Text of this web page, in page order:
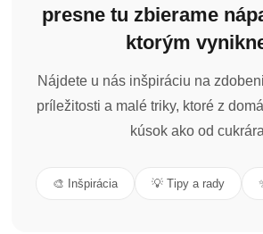
presne tu zbierame
ktorým
Nájdete u nás inšpiráciu na
príležitosti a malé triky, ktoré z
kúsok ako od
🎨 Inšpirácia 💡 Tipy a rady